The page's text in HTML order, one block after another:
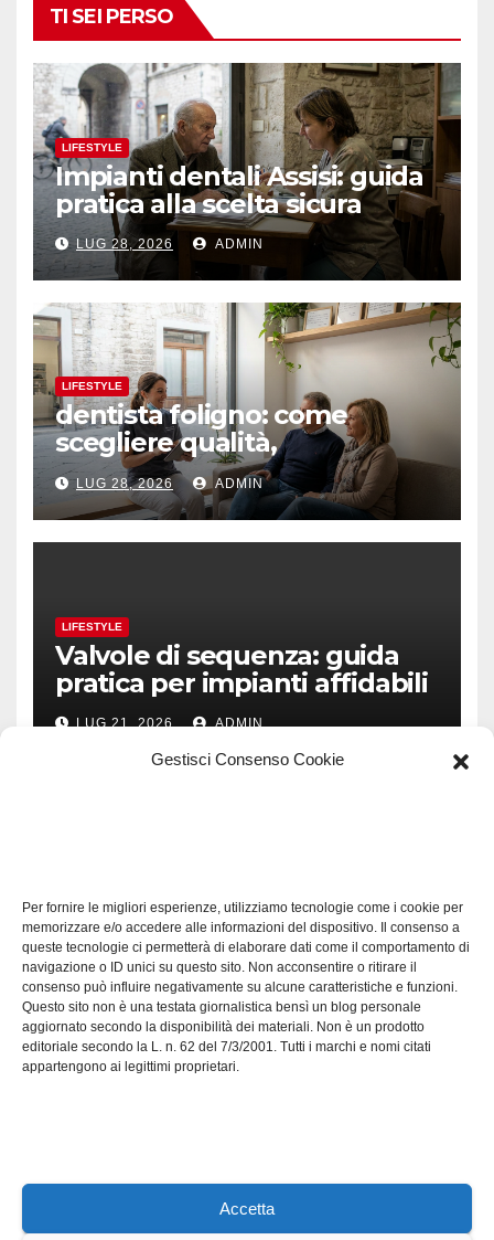
Gestisci Consenso Cookie
Per fornire le migliori esperienze, utilizziamo tecnologie come i cookie per
memorizzare e/o accedere alle informazioni del dispositivo. Il consenso a
queste tecnologie ci permetterà di elaborare dati come il comportamento di
navigazione o ID unici su questo sito. Non acconsentire o ritirare il
consenso può influire negativamente su alcune caratteristiche e funzioni.
Questo sito non è una testata giornalistica bensì un blog personale
aggiornato secondo la disponibilità dei materiali. Non è un prodotto
editoriale secondo la L. n. 62 del 7/3/2001. Tutti i marchi e nomi citati
appartengono ai legittimi proprietari.
Accetta
TI SEI PERSO
LIFESTYLE
Impianti dentali Assisi: guida
pratica alla scelta sicura
LUG 28, 2026 ADMIN
LIFESTYLE
dentista foligno: come
scegliere qualità,
prevenzione e fiducia
LUG 28, 2026 ADMIN
LIFESTYLE
Valvole di sequenza: guida
pratica per impianti affidabili
LUG 21, 2026 ADMIN
Software manutenzioni:
guida pratica alla scelta
efficace
LUG 17, 2026 ADMIN
Axeleroacademy.it